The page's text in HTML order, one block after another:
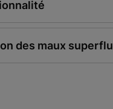
des maux